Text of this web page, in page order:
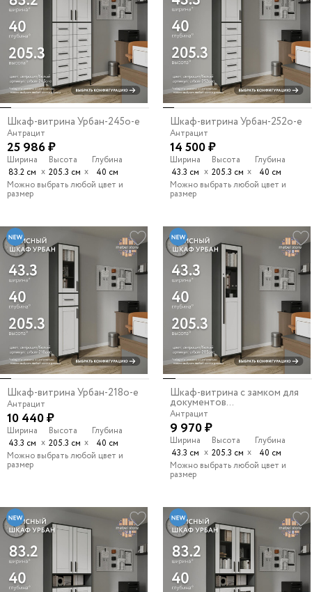
Шкаф-витрина Урбан-245o-e
Антрацит
25 986 ₽
Ширина
83.2 см х
Высота
205.3 см х
Глубина
40 см
Можно выбрать любой цвет и
размер
Шкаф-витрина Урбан-252o-e
Антрацит
14 500 ₽
Ширина
43.3 см х
Высота
205.3 см х
Глубина
40 см
Можно выбрать любой цвет и
размер
Шкаф-витрина Урбан-218o-e
Антрацит
10 440 ₽
Ширина
43.3 см х
Высота
205.3 см х
Глубина
40 см
Можно выбрать любой цвет и
размер
Шкаф-витрина с замком для
документов...
Антрацит
9 970 ₽
Ширина
43.3 см х
Высота
205.3 см х
Глубина
40 см
Можно выбрать любой цвет и
размер